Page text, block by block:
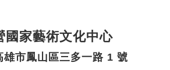
國家藝術文化中心
市鳳山區三多一路 1 號